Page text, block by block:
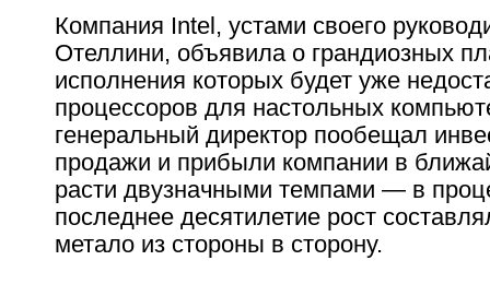
Компания Intel, устами своего
Отеллини, объявила о грандиозных
исполнения которых будет уже
процессоров для настольных
генеральный директор пообещал
продажи и прибыли компании в
расти двузначными темпами — в
последнее десятилетие рост
метало из стороны в сторону.